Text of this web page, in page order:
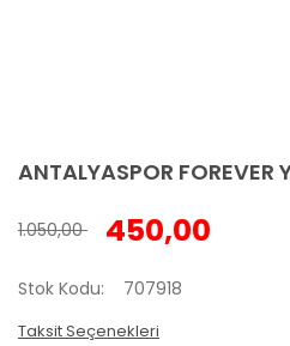
ANTALYASPOR FOREVER
1.050,00 450,00
Stok Kodu 707918
Taksit Seçenekleri